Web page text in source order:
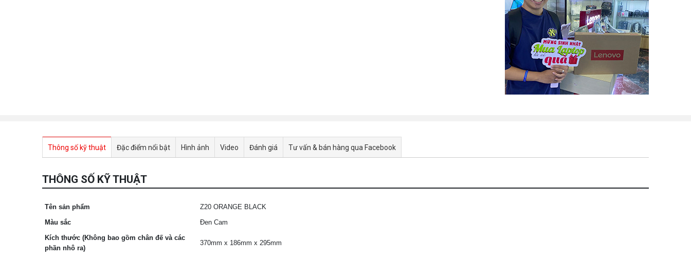
Thông số kỹ thuật Đặc điểm nổi bật Hình ảnh Video Đánh giá Tư vấn & bán hàng qua Facebook
THÔNG SỐ KỸ THUẬT
Tên sản phẩm
Z20 ORANGE BLACK
Màu sắc
Đen Cam
Kích thước (Không bao gồm chân đế và các
phần nhô ra)
370mm x 186mm x 295mm